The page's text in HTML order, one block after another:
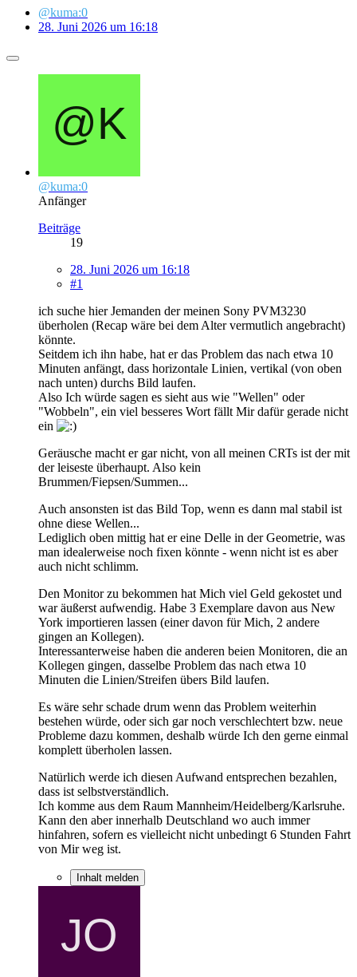
@kuma:0
28. Juni 2026 um 16:18
@kuma:0
Anfänger
Beiträge
19
28. Juni 2026 um 16:18
#1
ich suche hier Jemanden der meinen Sony PVM3230
überholen (Recap wäre bei dem Alter vermutlich angebracht)
könnte.
Seitdem ich ihn habe, hat er das Problem das nach etwa 10
Minuten anfängt, dass horizontale Linien, vertikal (von oben
nach unten) durchs Bild laufen.
Also Ich würde sagen es sieht aus wie "Wellen" oder
"Wobbeln", ein viel besseres Wort fällt Mir dafür gerade nicht
ein
Geräusche macht er gar nicht, von all meinen CRTs ist der mit
der leiseste überhaupt. Also kein
Brummen/Fiepsen/Summen...
Auch ansonsten ist das Bild Top, wenn es dann mal stabil ist
ohne diese Wellen...
Lediglich oben mittig hat er eine Delle in der Geometrie, was
man idealerweise noch fixen könnte - wenn nicht ist es aber
auch nicht schlimm.
Den Monitor zu bekommen hat Mich viel Geld gekostet und
war äußerst aufwendig. Habe 3 Exemplare davon aus New
York importieren lassen (einer davon für Mich, 2 andere
gingen an Kollegen).
Interessanterweise haben die anderen beien Monitoren, die an
Kollegen gingen, dasselbe Problem das nach etwa 10
Minuten die Linien/Streifen übers Bild laufen.
Es wäre sehr schade drum wenn das Problem weiterhin
bestehen würde, oder sich gar noch verschlechtert bzw. neue
Probleme dazu kommen, deshalb würde Ich den gerne einmal
komplett überholen lassen.
Natürlich werde ich diesen Aufwand entsprechen bezahlen,
dass ist selbstverständlich.
Ich komme aus dem Raum Mannheim/Heidelberg/Karlsruhe.
Kann den aber innerhalb Deutschland wo auch immer
hinfahren, sofern es vielleicht nicht unbedingt 6 Stunden Fahrt
von Mir weg ist.
Inhalt melden